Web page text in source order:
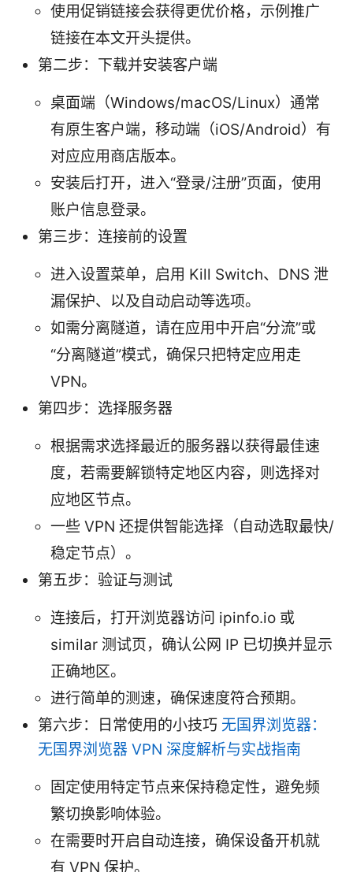
使用促销链接会获得更优价格，示例推广
链接在本文开头提供。
第二步：下载并安装客户端
桌面端（Windows/macOS/Linux）通常
有原生客户端，移动端（iOS/Android）有
对应应用商店版本。
安装后打开，进入“登录/注册”页面，使用
账户信息登录。
第三步：连接前的设置
进入设置菜单，启用 Kill Switch、DNS 泄
漏保护、以及自动启动等选项。
如需分离隧道，请在应用中开启“分流”或
“分离隧道”模式，确保只把特定应用走
VPN。
第四步：选择服务器
根据需求选择最近的服务器以获得最佳速
度，若需要解锁特定地区内容，则选择对
应地区节点。
一些 VPN 还提供智能选择（自动选取最快/
稳定节点）。
第五步：验证与测试
连接后，打开浏览器访问 ipinfo.io 或
similar 测试页，确认公网 IP 已切换并显示
正确地区。
进行简单的测速，确保速度符合预期。
第六步：日常使用的小技巧 无国界浏览器：
无国界浏览器 VPN 深度解析与实战指南
固定使用特定节点来保持稳定性，避免频
繁切换影响体验。
在需要时开启自动连接，确保设备开机就
有 VPN 保护。